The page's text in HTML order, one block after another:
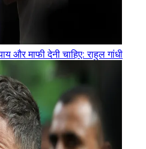
और माफी देनी चाहिए: राहुल गांधी